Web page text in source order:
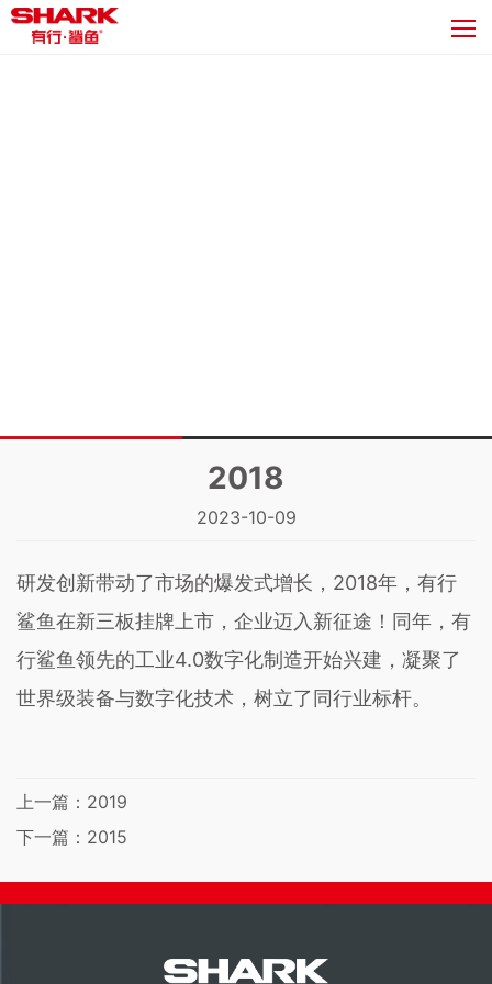
2018
2023-10-09
研发创新带动了市场的爆发式增长，2018年，有行
鲨鱼在新三板挂牌上市，企业迈入新征途！同年，有
行鲨鱼领先的工业4.0数字化制造开始兴建，凝聚了
世界级装备与数字化技术，树立了同行业标杆。
上一篇： 2019
下一篇： 2015